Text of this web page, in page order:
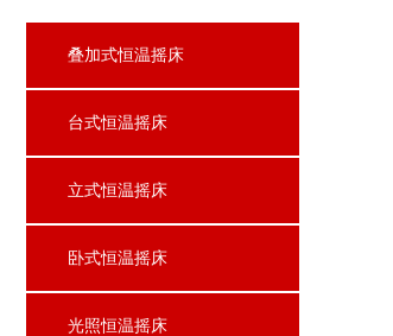
叠加式恒温摇床
台式恒温摇床
立式恒温摇床
卧式恒温摇床
光照恒温摇床